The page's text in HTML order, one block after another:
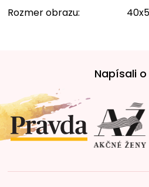
Rozmer obrazu:
t
i
e
Napísali